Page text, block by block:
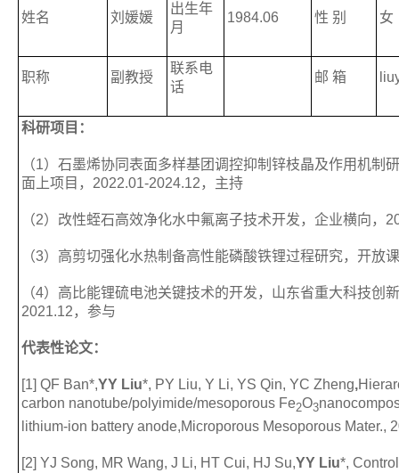
姓名 刘媛媛
出生年
月
1984.06 性 别 女
职称 副教授
联系电
话
邮 箱
科研项目：
（1）石墨烯协同表面多样基团调控抑制锌枝晶及作用机制
面上项目，2022.01-2024.12，主持
（2）改性蛭石高效净化水中氟离子技术开发，企业横向，
（3）高剪切强化水热制备高性能磷酸铁锂过程研究，开放
（4）高比能锂硫电池关键技术的开发，山东省重大科技创
2021.12，参与
代表性论文：
[1] QF Ban*,YY Liu*, PY Liu, Y Li, YS Qin, YC Zheng,
carbon nanotube/polyimide/mesoporous Fe2O3
lithium-ion battery anode,Microporous Mesoporous Mater.,
[2] YJ Song, MR Wang, J Li, HT Cui, HJ Su,YY Liu*,